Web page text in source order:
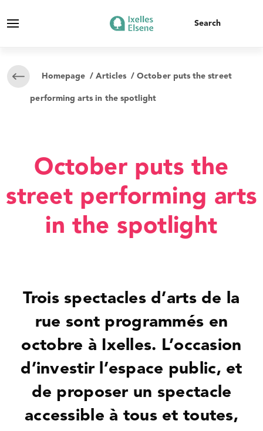
Homepage /Articles/ October puts the street
performing arts in the spotlight
October puts the
street performing arts
in the spotlight
Trois spectacles d’arts de la
rue sont programmés en
octobre à Ixelles. L’occasion
d’investir l’espace public, et
de proposer un spectacle
accessible à tous et toutes,